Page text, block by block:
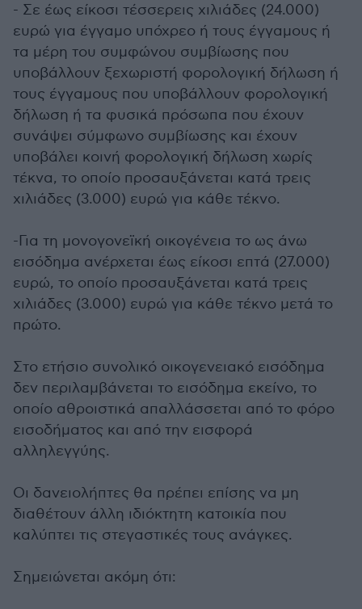
- Σε έως είκοσι τέσσερεις χιλιάδες (24.000)
ευρώ για έγγαμο υπόχρεο ή τους έγγαμους ή
τα μέρη του συμφώνου συμβίωσης που
υποβάλλουν ξεχωριστή φορολογική δήλωση ή
τους έγγαμους που υποβάλλουν φορολογική
δήλωση ή τα φυσικά πρόσωπα που έχουν
συνάψει σύμφωνο συμβίωσης και έχουν
υποβάλει κοινή φορολογική δήλωση χωρίς
τέκνα, το οποίο προσαυξάνεται κατά τρεις
χιλιάδες (3.000) ευρώ για κάθε τέκνο.
-Για τη μονογονεϊκή οικογένεια το ως άνω
εισόδημα ανέρχεται έως είκοσι επτά (27.000)
ευρώ, το οποίο προσαυξάνεται κατά τρεις
χιλιάδες (3.000) ευρώ για κάθε τέκνο μετά το
πρώτο.
Στο ετήσιο συνολικό οικογενειακό εισόδημα
δεν περιλαμβάνεται το εισόδημα εκείνο, το
οποίο αθροιστικά απαλλάσσεται από το φόρο
εισοδήματος και από την εισφορά
αλληλεγγύης.
Οι δανειολήπτες θα πρέπει επίσης να μη
διαθέτουν άλλη ιδιόκτητη κατοικία που
καλύπτει τις στεγαστικές τους ανάγκες.
Σημειώνεται ακόμη ότι: